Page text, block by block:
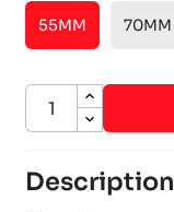
55MM 70MM
Description